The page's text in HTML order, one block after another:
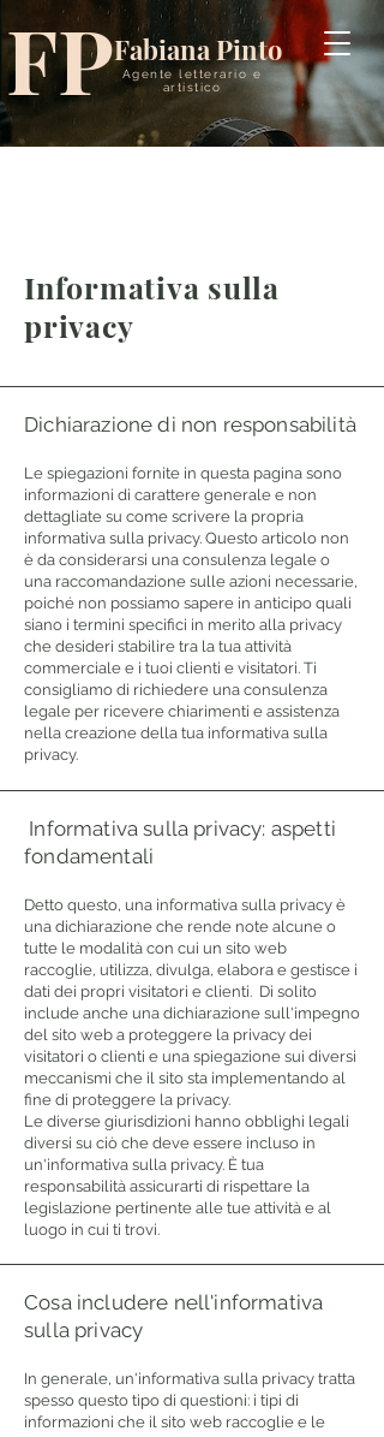
Fabiana Pinto
FP
Agente letterario e
artistico
Informativa sulla
privacy
Dichiarazione di non responsabilità
Le spiegazioni fornite in questa pagina sono
informazioni di carattere generale e non
dettagliate su come scrivere la propria
informativa sulla privacy. Questo articolo non
è da considerarsi una consulenza legale o
una raccomandazione sulle azioni necessarie,
poiché non possiamo sapere in anticipo quali
siano i termini specifici in merito alla privacy
che desideri stabilire tra la tua attività
commerciale e i tuoi clienti e visitatori. Ti
consigliamo di richiedere una consulenza
legale per ricevere chiarimenti e assistenza
nella creazione della tua informativa sulla
privacy.
Informativa sulla privacy: aspetti
fondamentali
Detto questo, una informativa sulla privacy è
una dichiarazione che rende note alcune o
tutte le modalità con cui un sito web
raccoglie, utilizza, divulga, elabora e gestisce i
dati dei propri visitatori e clienti. Di solito
include anche una dichiarazione sull'impegno
del sito web a proteggere la privacy dei
visitatori o clienti e una spiegazione sui diversi
meccanismi che il sito sta implementando al
fine di proteggere la privacy.
Le diverse giurisdizioni hanno obblighi legali
diversi su ciò che deve essere incluso in
un'informativa sulla privacy. È tua
responsabilità assicurarti di rispettare la
legislazione pertinente alle tue attività e al
luogo in cui ti trovi.
Cosa includere nell'informativa
sulla privacy
In generale, un'informativa sulla privacy tratta
spesso questo tipo di questioni: i tipi di
informazioni che il sito web raccoglie e le